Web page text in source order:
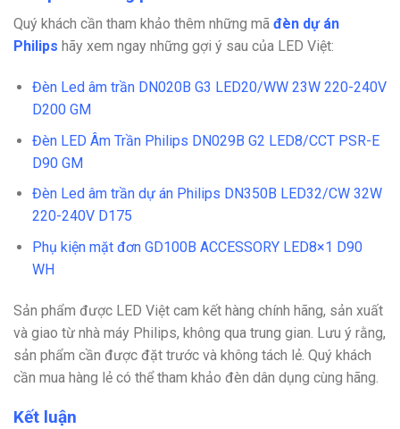
Quý khách cần tham khảo thêm những mã đèn dự án
Philips hãy xem ngay những gợi ý sau của LED Việt:
Đèn Led âm trần DN020B G3 LED20/WW 23W 220-240V
D200 GM
Đèn LED Âm Trần Philips DN029B G2 LED8/CCT PSR-E
D90 GM
Đèn Led âm trần dự án Philips DN350B LED32/CW 32W
220-240V D175
Phụ kiện mặt đơn GD100B ACCESSORY LED8×1 D90
WH
Sản phẩm được LED Việt cam kết hàng chính hãng, sản xuất
và giao từ nhà máy Philips, không qua trung gian. Lưu ý rằng,
sản phẩm cần được đặt trước và không tách lẻ. Quý khách
cần mua hàng lẻ có thể tham khảo đèn dân dụng cùng hãng.
Kết luận